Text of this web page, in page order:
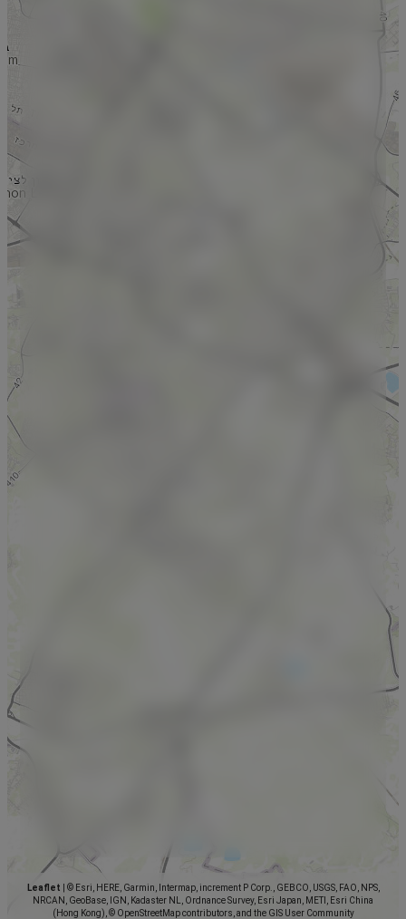
Leaflet
© Esri, HERE, Garmin, Intermap, increment P Corp., GEBCO, USGS, FAO, NPS,
NRCAN, GeoBase, IGN, Kadaster NL, Ordnance Survey, Esri Japan, METI, Esri China
(Hong Kong), © OpenStreetMap contributors, and the GIS User Community